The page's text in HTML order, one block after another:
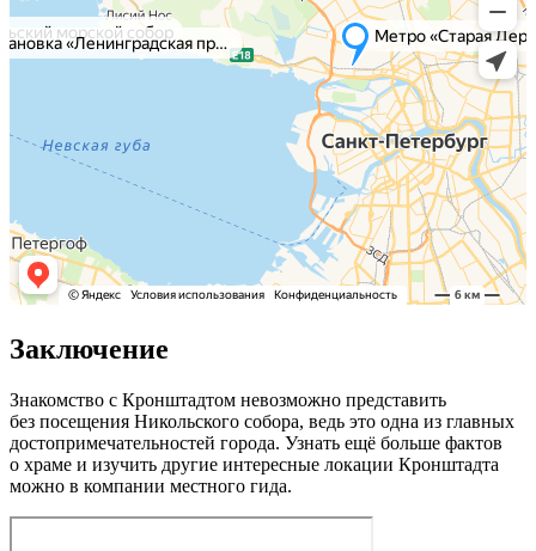
Заключение
Знакомство с Кронштадтом невозможно представить
без посещения Никольского собора, ведь это одна из главных
до­сто­при­ме­ча­тель­но­стей города. Узнать ещё больше фактов
о храме и изучить другие интересные локации Кронштадта
можно в компании местного гида.